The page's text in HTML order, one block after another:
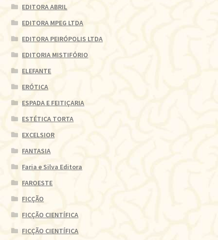
EDITORA ABRIL
EDITORA MPEG LTDA
EDITORA PEIRÓPOLIS LTDA
EDITORIA MISTIFÓRIO
ELEFANTE
ERÓTICA
ESPADA E FEITIÇARIA
ESTÉTICA TORTA
EXCELSIOR
FANTASIA
Faria e Silva Editora
FAROESTE
FICÇÃO
FICÇÃO CIENTÍFICA
FICÇÃO CIENTÍFICA